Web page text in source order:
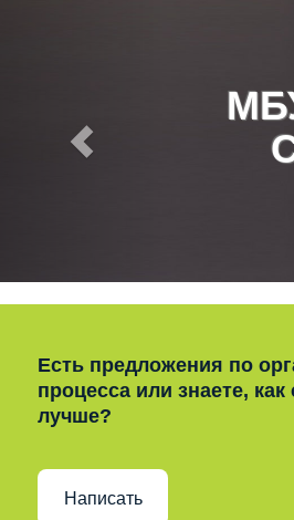
Есть предложения по
процесса или знаете,
лучше?
Написать